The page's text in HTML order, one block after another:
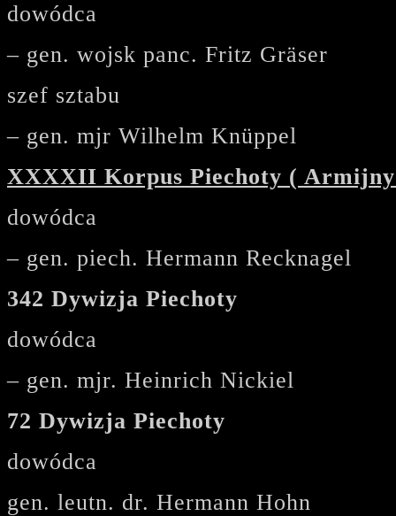
dowódca
– gen. wojsk panc. Fritz Gräser
szef sztabu
– gen. mjr Wilhelm Knüppel
XXXXII Korpus Piechoty (
dowódca
– gen. piech. Hermann Recknagel
342 Dywizja Piechoty
dowódca
– gen. mjr. Heinrich Nickiel
72 Dywizja Piechoty
dowódca
gen. leutn. dr. Hermann Hohn